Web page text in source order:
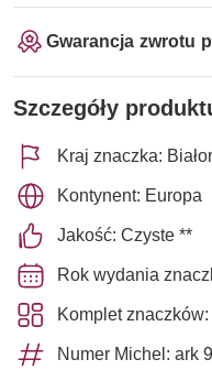
Gwarancja zwrotu
Szczegóły
Kraj znaczka:
Kontynent: Europa
Jakość: Czyste **
Rok wydania
Komplet znaczków:
Numer Michel: ark